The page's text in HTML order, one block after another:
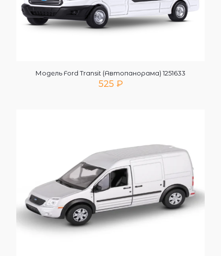
Модель Ford Transit (Автопанорама) 1251633
525 ₽